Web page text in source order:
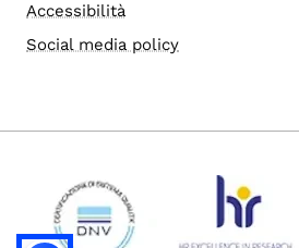
Accessibilità
Social media policy